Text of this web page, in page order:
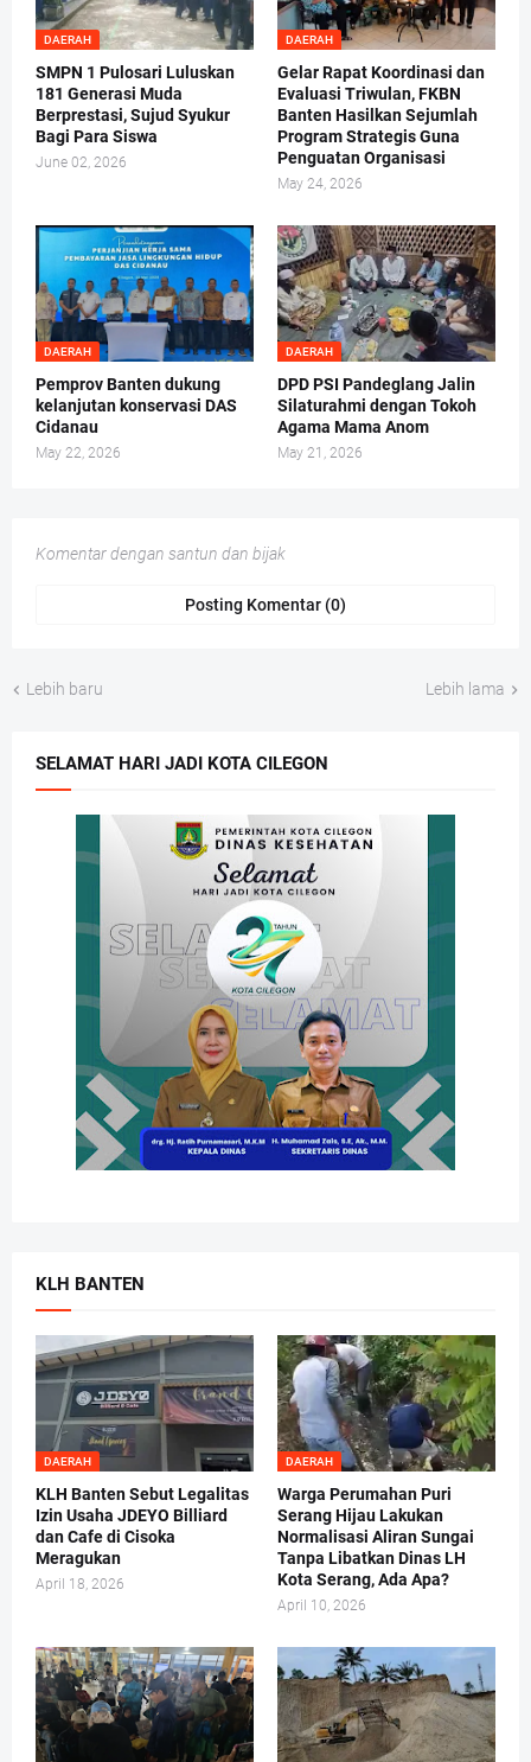
DAERAH
SMPN 1 Pulosari Luluskan
181 Generasi Muda
Berprestasi, Sujud Syukur
Bagi Para Siswa
June 02, 2026
DAERAH
Gelar Rapat Koordinasi dan
Evaluasi Triwulan, FKBN
Banten Hasilkan Sejumlah
Program Strategis Guna
Penguatan Organisasi
May 24, 2026
DAERAH
Pemprov Banten dukung
kelanjutan konservasi DAS
Cidanau
May 22, 2026
DAERAH
DPD PSI Pandeglang Jalin
Silaturahmi dengan Tokoh
Agama Mama Anom
May 21, 2026
Komentar dengan santun dan bijak
Posting Komentar (0)
Lebih baru Lebih lama
SELAMAT HARI JADI KOTA CILEGON
KLH BANTEN
DAERAH
KLH Banten Sebut Legalitas
Izin Usaha JDEYO Billiard
dan Cafe di Cisoka
Meragukan
April 18, 2026
DAERAH
Warga Perumahan Puri
Serang Hijau Lakukan
Normalisasi Aliran Sungai
Tanpa Libatkan Dinas LH
Kota Serang, Ada Apa?
April 10, 2026